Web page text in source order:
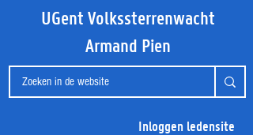
UGent Volkssterrenwacht
Armand Pien
Inloggen ledensite